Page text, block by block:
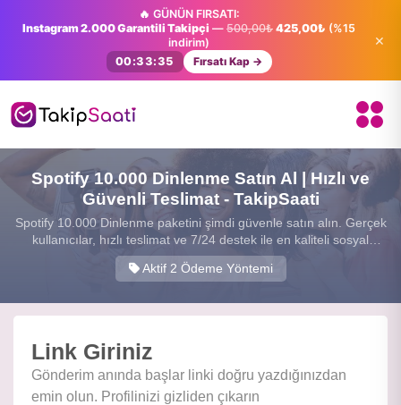
🔥 GÜNÜN FIRSATI:
Instagram 2.000 Garantili Takipçi — 500,00₺ 425,00₺ (%15
indirim)
00:33:34
Fırsatı Kap →
×
Spotify 10.000 Dinlenme Satın Al | Hızlı ve
Güvenli Teslimat - TakipSaati
Spotify 10.000 Dinlenme paketini şimdi güvenle satın alın. Gerçek
kullanıcılar, hızlı teslimat ve 7/24 destek ile en kaliteli sosyal
medya hizmetini sunuyoruz.
Aktif 2 Ödeme Yöntemi
Link Giriniz
Gönderim anında başlar linki doğru yazdığınızdan
emin olun. Profilinizi gizliden çıkarın